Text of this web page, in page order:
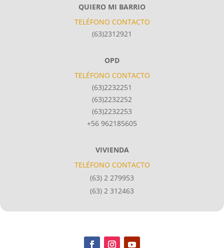
QUIERO MI BARRIO
TELÉFONO CONTACTO
(63)2312921
OPD
TELÉFONO CONTACTO
(63)2232251
(63)2232252
(63)2232253
+56 962185605
VIVIENDA
TELÉFONO CONTACTO
(63) 2 279953
(63) 2 312463